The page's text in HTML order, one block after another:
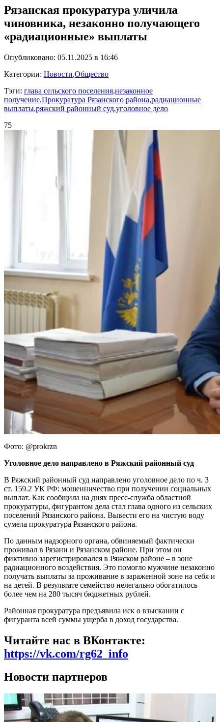
Рязанская прокуратура уличила
чиновника, незаконно получающего
«радиационные» выплаты
Опубликовано: 05.11.2025 в 16:46
Категории: Новости,Общество
Тэги: глава сельского поселения,незаконное
получение,Прокуратура Рязанского района,радиационные
выплаты,ряжский районный суд,уголовное дело
75
Фото: @prokrzn
Уголовное дело направлено в Ряжский районный суд
В Ряжский районный суд направлено уголовное дело по ч. 3
ст. 159.2 УК РФ: мошенничество при получении социальных
выплат. Как сообщила на днях пресс-служба областной
прокуратуры, фигурантом дела стал глава одного из сельских
поселений Рязанского района. Вывести его на чистую воду
сумела прокуратура Рязанского района.
По данным надзорного органа, обвиняемый фактически
проживал в Рязани и Рязанском районе. При этом он
фиктивно зарегистрировался в Ряжском районе – в зоне
радиационного воздействия. Это помогло мужчине незаконно
получать выплаты за проживание в зараженной зоне на себя и
на детей. В результате семейство нелегально обогатилось
более чем на 280 тысяч бюджетных рублей.
Районная прокуратура предъявила иск о взыскании с
фигуранта всей суммы ущерба в доход государства.
Читайте нас в ВКонтакте:
https://vk.com/rg62_info
Новости партнеров